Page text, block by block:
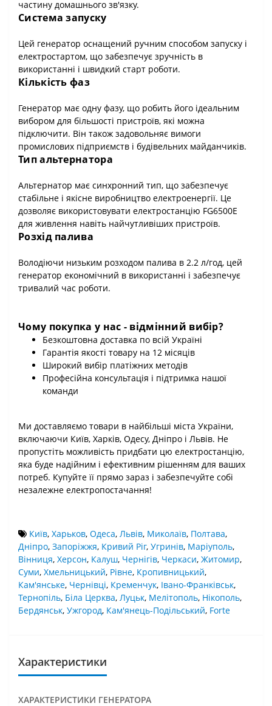
частину домашнього зв'язку.
Система запуску
Цей генератор оснащений ручним способом запуску і
електростартом, що забезпечує зручність в
використанні і швидкий старт роботи.
Кількість фаз
Генератор має одну фазу, що робить його ідеальним
вибором для більшості пристроїв, які можна
підключити. Він також задовольняє вимоги
промислових підприємств і будівельних майданчиків.
Тип альтернатора
Альтернатор має синхронний тип, що забезпечує
стабільне і якісне виробництво електроенергії. Це
дозволяє використовувати електростанцію FG6500E
для живлення навіть найчутливіших пристроїв.
Розхід палива
Володіючи низьким розходом палива в 2.2 л/год, цей
генератор економічний в використанні і забезпечує
тривалий час роботи.
Чому покупка у нас - відмінний вибір?
Безкоштовна доставка по всій Україні
Гарантія якості товару на 12 місяців
Широкий вибір платіжних методів
Професійна консультація і підтримка нашої
команди
Ми доставляємо товари в найбільші міста України,
включаючи Київ, Харків, Одесу, Дніпро і Львів. Не
пропустіть можливість придбати цю електростанцію,
яка буде надійним і ефективним рішенням для ваших
потреб. Купуйте її прямо зараз і забезпечуйте собі
незалежне електропостачання!
Київ, Харьков, Одеса, Львів, Миколаїв, Полтава,
Дніпро, Запоріжжя, Кривий Ріг, Угринів, Маріуполь,
Вінниця, Херсон, Калуш, Чернігів, Черкаси, Житомир,
Суми, Хмельницький, Рівне, Кропивницький,
Кам'янське, Чернівці, Кременчук, Івано-Франківськ,
Тернопіль, Біла Церква, Луцьк, Мелітополь, Нікополь,
Бердянськ, Ужгород, Кам'янець-Подільський, Forte
Характеристики
ХАРАКТЕРИСТИКИ ГЕНЕРАТОРА